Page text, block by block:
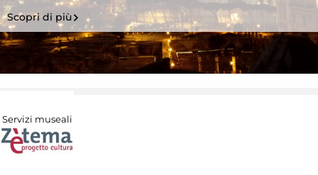
Scopri di più
Servizi museali